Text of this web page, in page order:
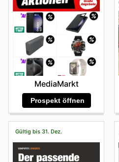
MediaMarkt
Prospekt öffnen
Gültig bis 31. Dez.